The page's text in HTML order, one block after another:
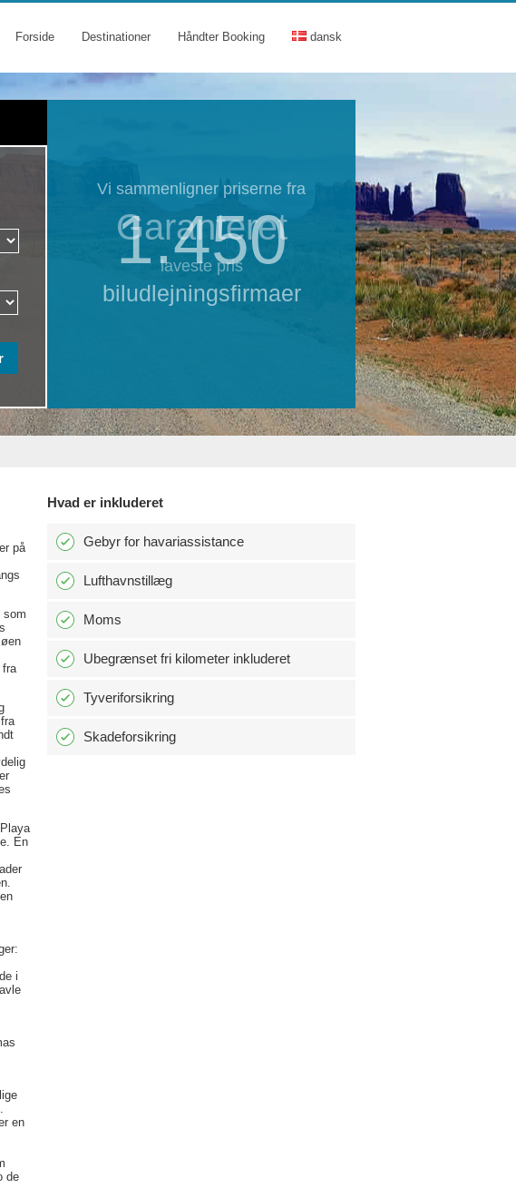
Forside Destinationer Håndter Booking dansk
Vi sammenligner priserne fra
1.450
biludlejningsfirmaer
Garanteret
laveste pris
på
som
fra
En
i
en
de
Hvad er inkluderet
Gebyr for havariassistance
Lufthavnstillæg
Moms
Ubegrænset fri kilometer inkluderet
Tyveriforsikring
Skadeforsikring